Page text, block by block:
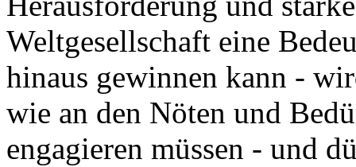
Weltgesellschaft eine
hinaus gewinnen kann -
wie an den Nöten und
engagieren müssen - und